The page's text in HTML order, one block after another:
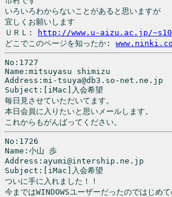
いろいろわからないことがあると思いますが
宜しくお願いします
ＵＲＬ:
http://www.u-aizu.ac.jp/
どこでこのページを知ったか:
No:1727
Name:mitsuyasu shimizu
Address:mi-tsuya@db3.so-net.ne.jp
Subject:[iMac]入会希望
毎日見させていただいてます。
本日会員に入りたいと思いメールします。
これからもがんばってください。
No:1726
Name:小山 歩
Address:ayumi@intership.ne.jp
Subject:[iMac]入会希望
ついに手に入れました！！
今まではWINDOWSユーザーだったのではじめて